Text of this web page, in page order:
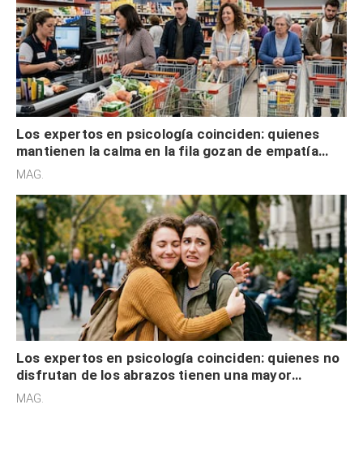
Los expertos en psicología coinciden: quienes
mantienen la calma en la fila gozan de empatía
cognitiva, gratitud y no solo tienen autocontrol
MAG.
Los expertos en psicología coinciden: quienes no
disfrutan de los abrazos tienen una mayor
sensibilidad a los estímulos físicos y no es por
MAG.